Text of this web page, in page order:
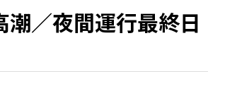
／夜間運行最終日